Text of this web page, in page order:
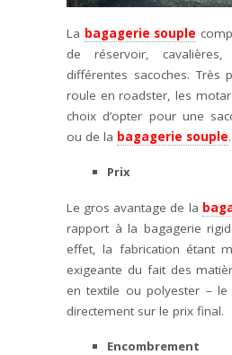
La bagagerie souple
de réservoir,
différentes sacoches. Très
roule en roadster, les
choix d’opter pour une
ou de la bagagerie souple.
Prix
Le gros avantage de la
rapport à la bagagerie
effet, la fabrication étant
exigeante du fait des
en textile ou polyester – le
directement sur le prix final.
Encombrement